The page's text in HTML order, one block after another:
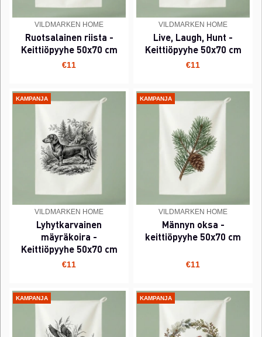
VILDMARKEN HOME
Ruotsalainen riista -
Keittiöpyyhe 50x70 cm
€11
VILDMARKEN HOME
Live, Laugh, Hunt -
Keittiöpyyhe 50x70 cm
€11
KAMPANJA
VILDMARKEN HOME
Lyhytkarvainen
mäyräkoira -
Keittiöpyyhe 50x70 cm
€11
KAMPANJA
VILDMARKEN HOME
Männyn oksa -
keittiöpyyhe 50x70 cm
€11
KAMPANJA KAMPANJA